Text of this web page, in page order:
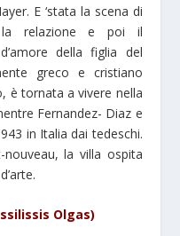
E ‘stata la scena di
la relazione e poi il
della figlia del
greco e cristiano
è tornata a vivere nella
Fernandez- Diaz e
in Italia dai tedeschi.
la villa ospita
Olgas)